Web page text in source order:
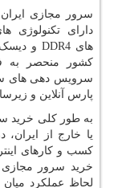
سرور مجازی
دارای تکنولوژی
های DDR4 و
کشور منحصر به
سرویس دهی های
پارس آنلاین و
به طور کلی خرید
یا خارج از
کسب و کارهای
خرید سرور مجازی
لحاظ عملکرد